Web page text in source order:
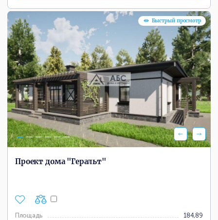
Проект дома "Геральт"
Площадь
184,89
Быстрый просмотр